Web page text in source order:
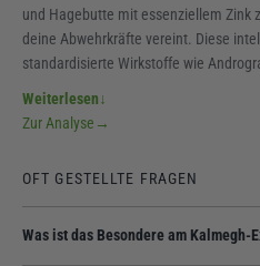
und Hagebutte mit essenziellem Zink
deine Abwehrkräfte vereint. Diese
standardisierte Wirkstoffe wie
dein Wohlbefinden. Hol dir das Beste
Weiterlesen↓
Zur Analyse →
OFT GESTELLTE FRAGEN
Was ist das Besondere am Kalmegh-